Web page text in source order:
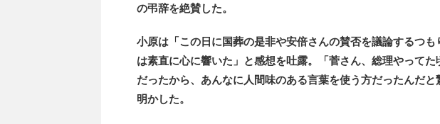
の弔辞を絶賛した。
小原は「この日に国葬の是非や安倍さんの賛否を議論するつ
は素直に心に響いた」と感想を吐露。「菅さん、総理やって
だったから、あんなに人間味のある言葉を使う方だったんだ
明かした。